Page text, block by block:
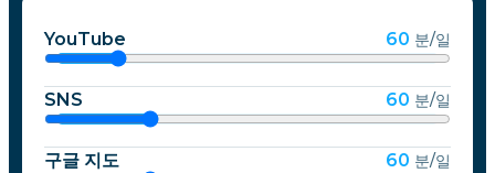
YouTube 60 분/일
SNS 60 분/일
구글 지도 60 분/일